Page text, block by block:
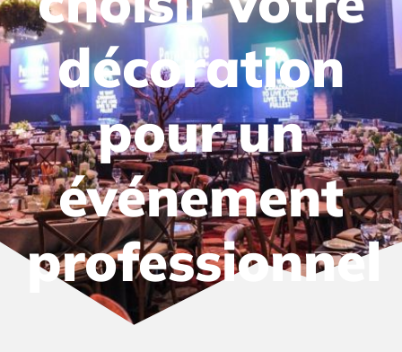
décoration
pour un
événement
professionnel